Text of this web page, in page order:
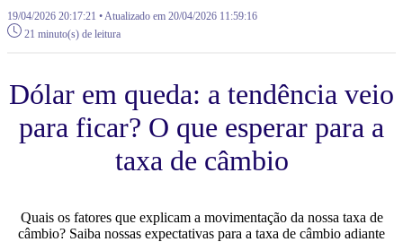
19/04/2026 20:17:21 • Atualizado em 20/04/2026 11:59:16
21 minuto(s) de leitura
Dólar em queda: a tendência veio
para ficar? O que esperar para a
taxa de câmbio
Quais os fatores que explicam a movimentação da nossa taxa de
câmbio? Saiba nossas expectativas para a taxa de câmbio adiante